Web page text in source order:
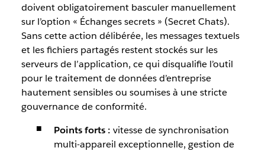
doivent obligatoirement basculer manuellement
sur l’option « Échanges secrets » (Secret Chats).
Sans cette action délibérée, les messages textuels
et les fichiers partagés restent stockés sur les
serveurs de l’application, ce qui disqualifie l’outil
pour le traitement de données d’entreprise
hautement sensibles ou soumises à une stricte
gouvernance de conformité.
Points forts : vitesse de synchronisation
multi-appareil exceptionnelle, gestion de